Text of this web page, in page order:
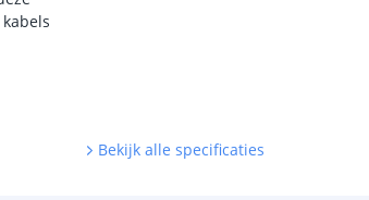
Bekijk alle specificaties